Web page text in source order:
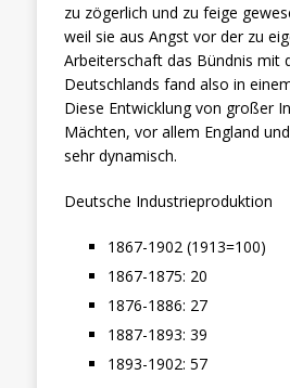
zu zögerlich und zu feige
weil sie aus Angst vor der zu
Arbeiterschaft das Bündnis mit
Deutschlands fand also in
Diese Entwicklung von großer
Mächten, vor allem England
sehr dynamisch.
Deutsche Industrieproduktion
1867-1902 (1913=100)
1867-1875: 20
1876-1886: 27
1887-1893: 39
1893-1902: 57